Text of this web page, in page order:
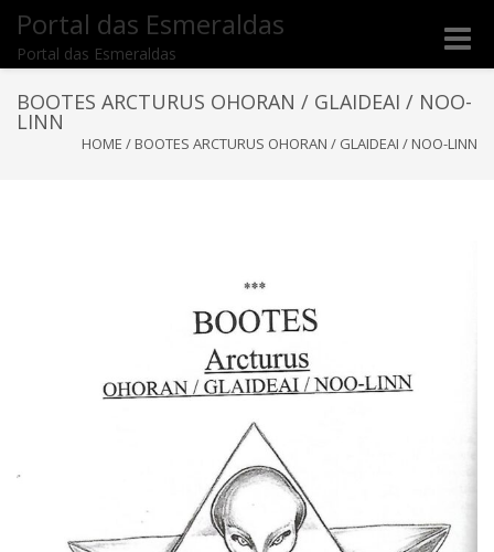
Portal das Esmeraldas
Portal das Esmeraldas
Toggle
BOOTES ARCTURUS OHORAN / GLAIDEAI / NOO-
LINN
HOME / BOOTES ARCTURUS OHORAN / GLAIDEAI / NOO-LINN